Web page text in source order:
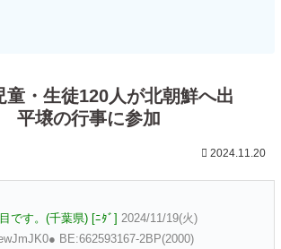
童・生徒120人が北朝鮮へ出
壌の行事に参加
2024.11.20
です。(千葉県) [ﾆﾀﾞ] 2024/11/19(火)
BE:662593167-2BP(2000)